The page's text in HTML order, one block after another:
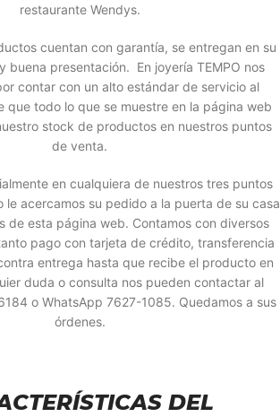
restaurante Wendys.
cuentan con garantía, se entregan en su
buena presentación. En joyería TEMPO nos
contar con un alto estándar de servicio al
que todo lo que se muestre en la página web
stock de productos en nuestros puntos
de venta.
en cualquiera de nuestros tres puntos
le acercamos su pedido a la puerta de su casa
de esta página web. Contamos con diversos
pago con tarjeta de crédito, transferencia
entrega hasta que recibe el producto en
duda o consulta nos pueden contactar al
o WhatsApp 7627-1085. Quedamos a sus
órdenes.
DEL